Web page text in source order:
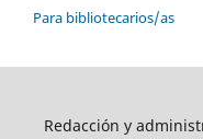
Para bibliotecarios/as
Redacción y